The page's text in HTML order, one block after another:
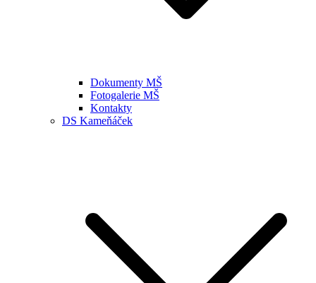
Dokumenty MŠ
Fotogalerie MŠ
Kontakty
DS Kameňáček